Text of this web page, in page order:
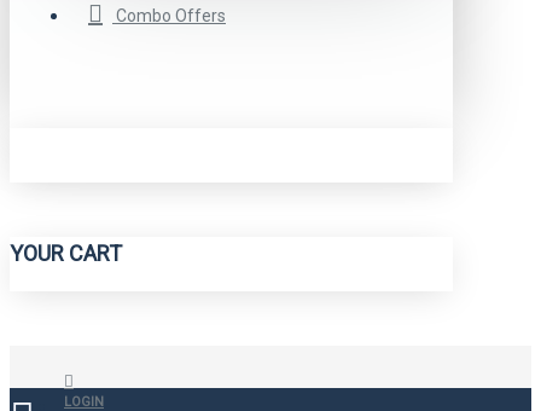
Combo Offers
YOUR CART
LOGIN